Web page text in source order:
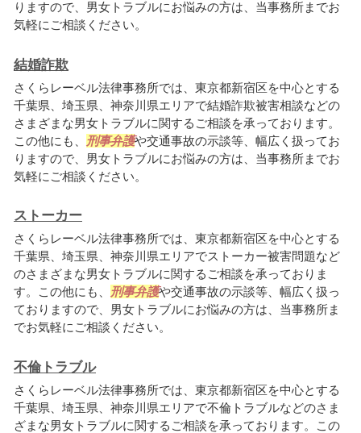
りますので、男女トラブルにお悩みの方は、当事務所までお
気軽にご相談ください。
結婚詐欺
さくらレーベル法律事務所では、東京都新宿区を中心とする
千葉県、埼玉県、神奈川県エリアで結婚詐欺被害相談などの
さまざまな男女トラブルに関するご相談を承っております。
この他にも、 刑事弁護や交通事故の示談等、幅広く扱ってお
りますので、男女トラブルにお悩みの方は、当事務所までお
気軽にご相談ください。
ストーカー
さくらレーベル法律事務所では、東京都新宿区を中心とする
千葉県、埼玉県、神奈川県エリアでストーカー被害問題など
のさまざまな男女トラブルに関するご相談を承っておりま
す。この他にも、 刑事弁護や交通事故の示談等、幅広く扱っ
ておりますので、男女トラブルにお悩みの方は、当事務所ま
でお気軽にご相談ください。
不倫トラブル
さくらレーベル法律事務所では、東京都新宿区を中心とする
千葉県、埼玉県、神奈川県エリアで不倫トラブルなどのさま
ざまな男女トラブルに関するご相談を承っております。この